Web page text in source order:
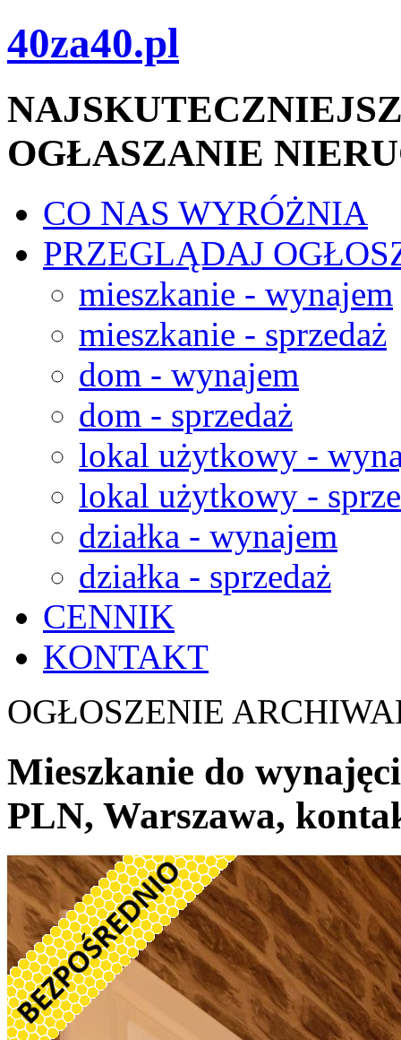
40za40.pl
OGŁASZANIE
CO NAS WYRÓŻNIA
PRZEGLĄDAJ
mieszkanie - wynajem
mieszkanie - sprzedaż
dom - wynajem
dom - sprzedaż
lokal użytkowy -
lokal użytkowy -
działka - wynajem
działka - sprzedaż
CENNIK
KONTAKT
OGŁOSZENIE
Mieszkanie do
PLN, Warszawa,